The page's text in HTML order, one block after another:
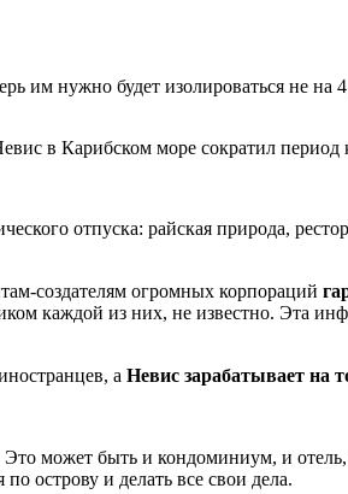
нужно будет изолироваться не на 4
отпуска: райская природа,
создателям огромных корпораций
каждой из них, не известно. Эта
а Невис зарабатывает на
Это может быть и кондоминиум, и
острову и делать все свои дела.